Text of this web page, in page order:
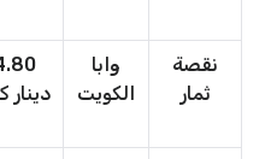
نقصة
ثمار
وابا
الكويت
دينار